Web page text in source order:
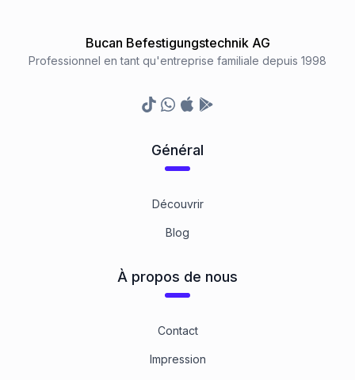
Catégorie
8.8 Stahl blank
8.8 Stahl gelbverzinkt
Bucan Befestigungstechnik AG
Professionnel en tant qu'entreprise familiale depuis 1998
TikTokWhatsapp
Appstore
Google Play Store
Général
Découvrir
Blog
À propos de nous
Contact
Impression